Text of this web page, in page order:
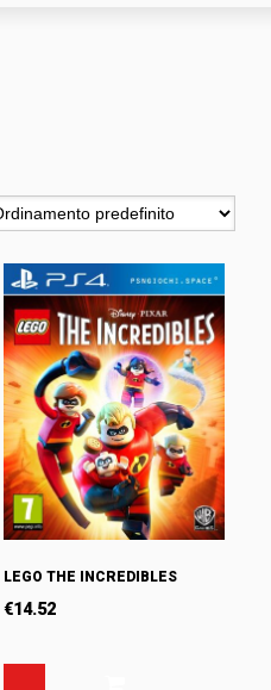
LEGO THE INCREDIBLES
€14.52